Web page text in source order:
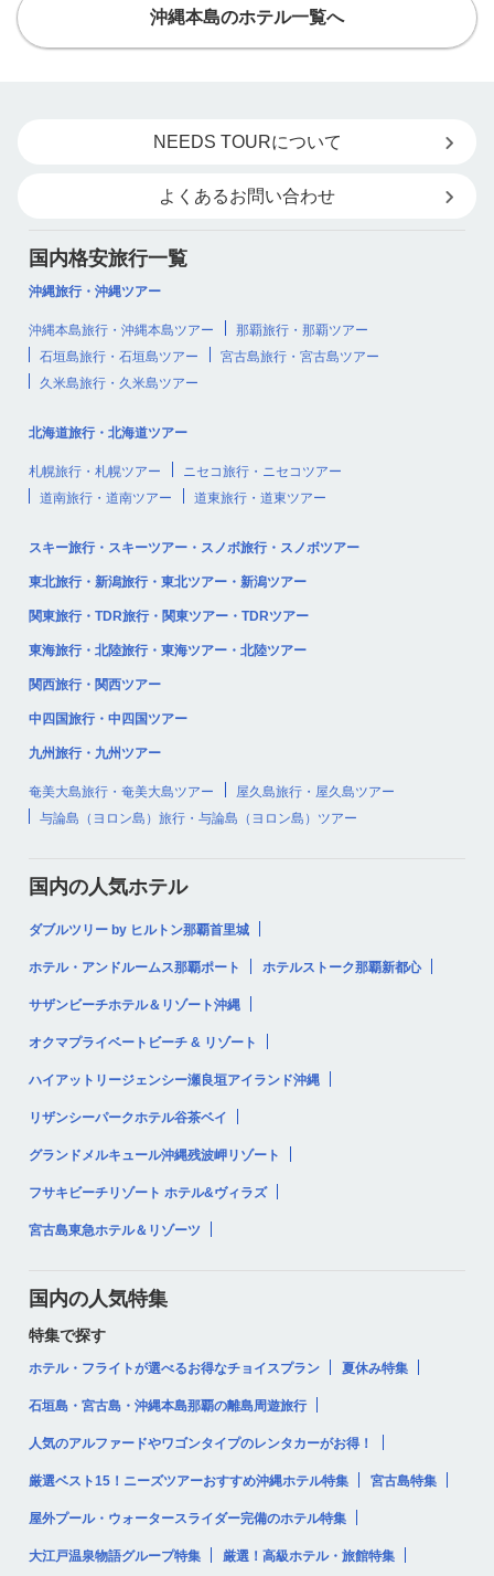
沖縄本島のホテル一覧へ
NEEDS TOURについて
よくあるお問い合わせ
国内格安旅行一覧
沖縄旅行・沖縄ツアー
沖縄本島旅行・沖縄本島ツアー
那覇旅行・那覇ツアー
石垣島旅行・石垣島ツアー
宮古島旅行・宮古島ツアー
久米島旅行・久米島ツアー
北海道旅行・北海道ツアー
札幌旅行・札幌ツアー
ニセコ旅行・ニセコツアー
道南旅行・道南ツアー
道東旅行・道東ツアー
スキー旅行・スキーツアー・スノボ旅行・スノボツアー
東北旅行・新潟旅行・東北ツアー・新潟ツアー
関東旅行・TDR旅行・関東ツアー・TDRツアー
東海旅行・北陸旅行・東海ツアー・北陸ツアー
関西旅行・関西ツアー
中四国旅行・中四国ツアー
九州旅行・九州ツアー
奄美大島旅行・奄美大島ツアー
屋久島旅行・屋久島ツアー
与論島（ヨロン島）旅行・与論島（ヨロン島）ツアー
国内の人気ホテル
ダブルツリー by ヒルトン那覇首里城
ホテル・アンドルームス那覇ポート ホテルストーク那覇新都心
サザンビーチホテル＆リゾート沖縄
オクマプライベートビーチ & リゾート
ハイアットリージェンシー瀬良垣アイランド沖縄
リザンシーパークホテル谷茶ベイ
グランドメルキュール沖縄残波岬リゾート
フサキビーチリゾート ホテル&ヴィラズ
宮古島東急ホテル＆リゾーツ
国内の人気特集
特集で探す
ホテル・フライトが選べるお得なチョイスプラン 夏休み特集
石垣島・宮古島・沖縄本島那覇の離島周遊旅行
人気のアルファードやワゴンタイプのレンタカーがお得！
厳選ベスト15！ニーズツアーおすすめ沖縄ホテル特集 宮古島特集
屋外プール・ウォータースライダー完備のホテル特集
大江戸温泉物語グループ特集 厳選！高級ホテル・旅館特集